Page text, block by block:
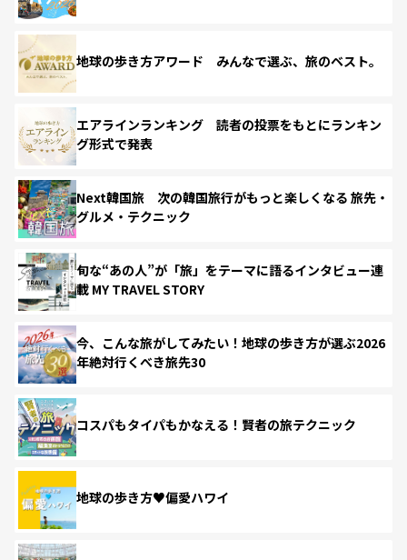
地球の歩き方アワード みんなで選ぶ、旅のベスト。
エアラインランキング 読者の投票をもとにランキン
グ形式で発表
Next韓国旅 次の韓国旅行がもっと楽しくなる 旅先・
グルメ・テクニック
旬な“あの人”が「旅」をテーマに語るインタビュー連
載 MY TRAVEL STORY
今、こんな旅がしてみたい！地球の歩き方が選ぶ2026
年絶対行くべき旅先30
コスパもタイパもかなえる！賢者の旅テクニック
地球の歩き方♥偏愛ハワイ